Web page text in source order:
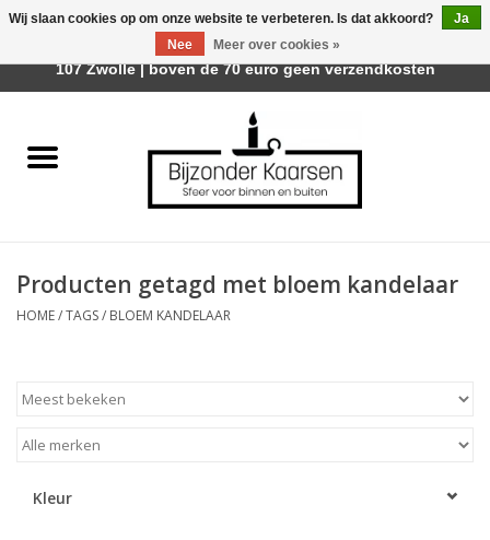
Räder Design Stories
Geurkaarsen
Producten getagd met bloem kandelaar
HOME/TAGS/ BLOEM KANDELAAR
Kleur
Wij slaan cookies op om onze website te verbeteren. Is dat akkoord?
Ja
Nee
Meer over cookies »
Afhalen is mogelijk bij Trotz Woon & Cadeau | Belvederelaan
107 Zwolle | boven de 70 euro geen verzendkosten